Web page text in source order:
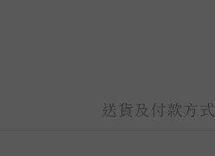
送貨及付款方式